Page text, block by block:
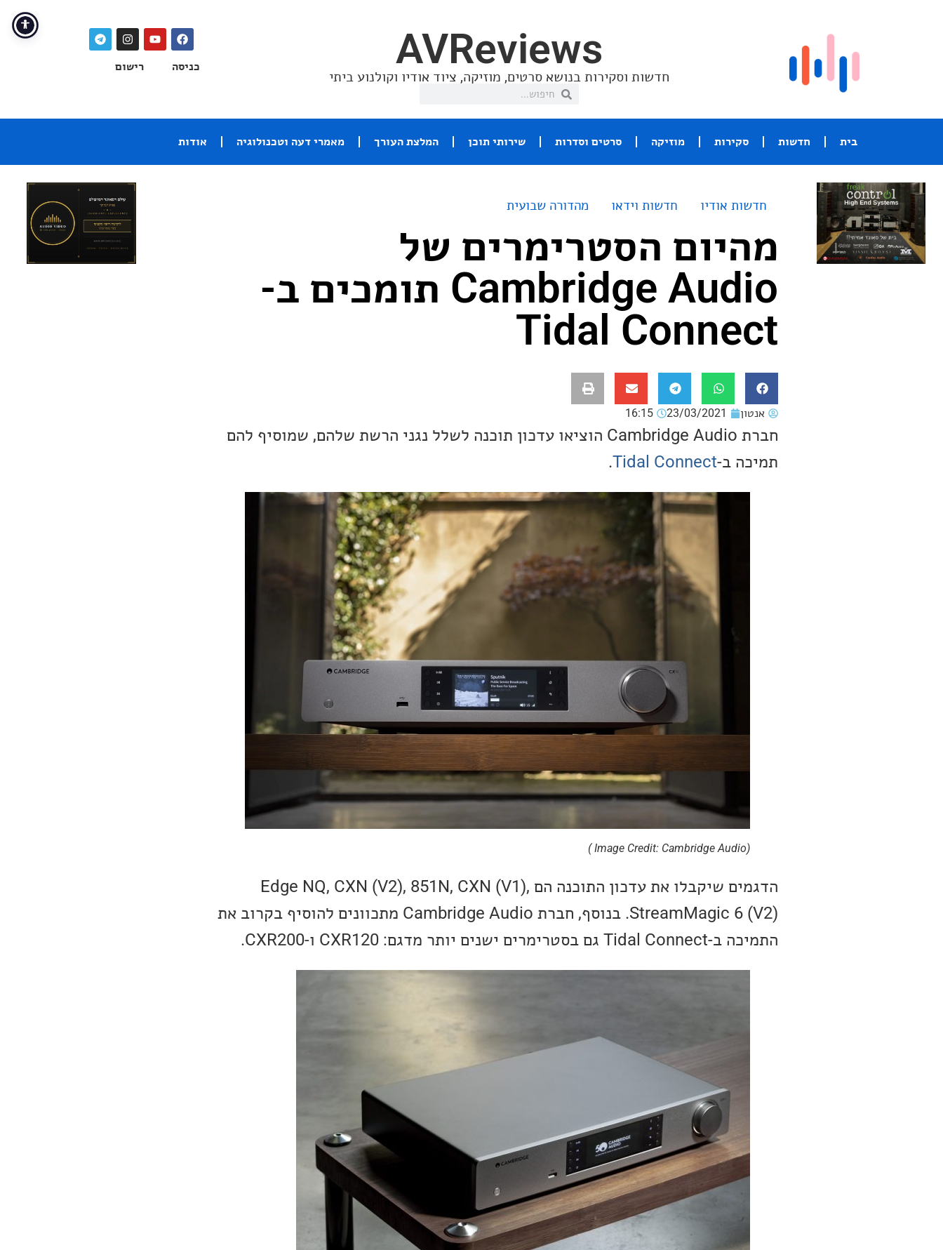
AVReviews
חדשות וסקירות בנושא סרטים, מוזיקה, ציוד אודיו וקולנוע ביתי
כניסה רישום
בית חדשות סקירות מוזיקה סרטים וסדרות שירותי תוכן המלצת העורך מאמרי דעה וטכנולוגיה אודות
חדשות אודיו חדשות וידאו מהדורה שבועית
מהיום הסטרימרים של
Cambridge Audio תומכים ב-
Tidal Connect
אנטון 23/03/2021
16:15
חברת Cambridge Audio הוציאו עדכון תוכנה לשלל נגני הרשת שלהם, שמוסיף להם
תמיכה ב-Tidal Connect
.
(Image Credit: Cambridge Audio )
הדגמים שיקבלו את עדכון התוכנה הם Edge NQ, CXN (V2), 851N, CXN (V1),
StreamMagic 6 (V2). בנוסף, חברת Cambridge Audio מתכוונים להוסיף בקרוב את
התמיכה ב-Tidal Connect גם בסטרימרים ישנים יותר מדגם: CXR120 ו-CXR200.